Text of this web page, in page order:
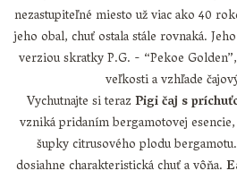
nezastupiteľné miesto už viac ako 40
jeho obal, chuť ostala stále rovnaká.
verziou skratky P.G. - “Pekoe
veľkosti a vzhľade
Vychutnajte si terazPigi čaj s
vzniká pridaním bergamotovej
šupky citrusového plodu